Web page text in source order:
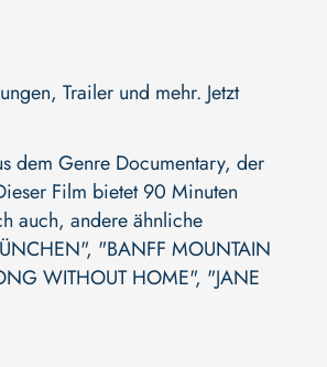
Trailer und mehr. Jetzt
dem Genre Documentary, der
Film bietet 90 Minuten
auch, andere ähnliche
, "BANFF MOUNTAIN
WITHOUT HOME", "JANE